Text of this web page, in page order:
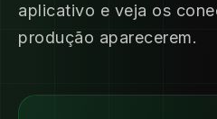
aplicativo e veja os
produção aparecerem.